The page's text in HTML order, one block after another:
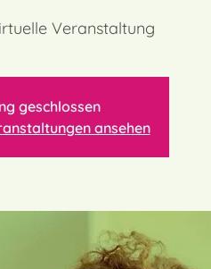
Veranstaltung
geschlossen
ansehen